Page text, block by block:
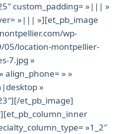
custom_padding= »||| »
»||| »][et_pb_image
wp-
05/location-montpellier-
7.jpg »
align_phone= » »
»
et_pb_image]
»1_2″